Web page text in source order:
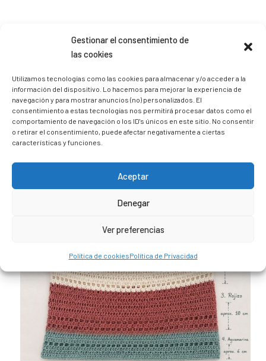
Gestionar el consentimiento de
las cookies
Utilizamos tecnologías como las cookies para almacenar y/o acceder a la
información del dispositivo. Lo hacemos para mejorar la experiencia de
navegación y para mostrar anuncios (no) personalizados. El
consentimiento a estas tecnologías nos permitirá procesar datos como el
comportamiento de navegación o los ID's únicos en este sitio. No consentir
o retirar el consentimiento, puede afectar negativamente a ciertas
características y funciones.
Aceptar
Denegar
Ver preferencias
Política de cookiesPolítica de Privacidad
Sígueme en Instagram
trizia_comopedroporsucasa
Freelance | Web | RRSS
Mi tienda de productos ECO
@lacatalina.shop
Alquila tu Autocaravana en
@caravana_go
Mi blog de viajes